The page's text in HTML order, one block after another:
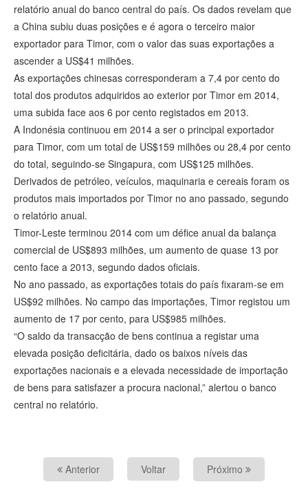
relatório anual do banco central do país. Os dados revelam que
a China subiu duas posições e é agora o terceiro maior
exportador para Timor, com o valor das suas exportações a
ascender a US$41 milhões.
As exportações chinesas corresponderam a 7,4 por cento do
total dos produtos adquiridos ao exterior por Timor em 2014,
uma subida face aos 6 por cento registados em 2013.
A Indonésia continuou em 2014 a ser o principal exportador
para Timor, com um total de US$159 milhões ou 28,4 por cento
do total, seguindo-se Singapura, com US$125 milhões.
Derivados de petróleo, veículos, maquinaria e cereais foram os
produtos mais importados por Timor no ano passado, segundo
o relatório anual.
Timor-Leste terminou 2014 com um défice anual da balança
comercial de US$893 milhões, um aumento de quase 13 por
cento face a 2013, segundo dados oficiais.
No ano passado, as exportações totais do país fixaram-se em
US$92 milhões. No campo das importações, Timor registou um
aumento de 17 por cento, para US$985 milhões.
“O saldo da transacção de bens continua a registar uma
elevada posição deficitária, dado os baixos níveis das
exportações nacionais e a elevada necessidade de importação
de bens para satisfazer a procura nacional,” alertou o banco
central no relatório.
Anterior Voltar Próximo